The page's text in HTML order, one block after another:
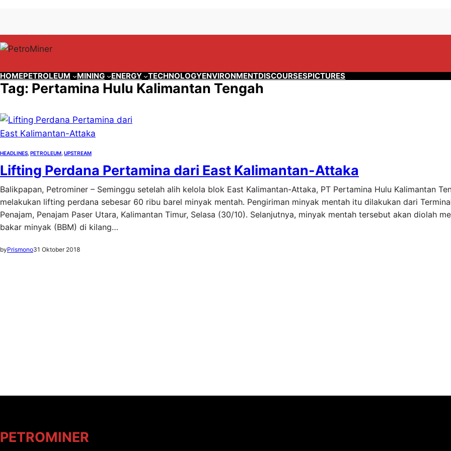
konten
content
HOMEPETROLEUM MINING ENERGY TECHNOLOGYENVIRONMENTDISCOURSESPICTURES
Tag: Pertamina Hulu Kalimantan Tengah
HEADLINES PETROLEUM UPSTREAM
Lifting Perdana Pertamina dari East Kalimantan-Attaka
Balikpapan, Petrominer – Seminggu setelah alih kelola blok East Kalimantan-Attaka, PT Pertamina Hulu Kalimantan
melakukan lifting perdana sebesar 60 ribu barel minyak mentah. Pengiriman minyak mentah itu dilakukan dari
Penajam, Penajam Paser Utara, Kalimantan Timur, Selasa (30/10). Selanjutnya, minyak mentah tersebut akan diolah
bakar minyak (BBM) di kilang…
byPrismono31 Oktober 2018
PETROMINER